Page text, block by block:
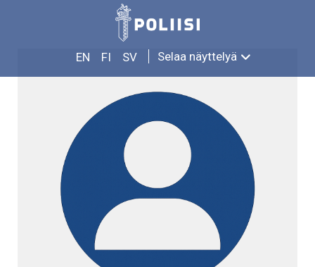
EN FI SV Selaa näyttelyä
PEKKA NEVALAINEN